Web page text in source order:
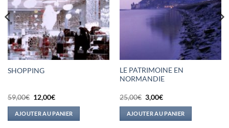
SHOPPING
59,00€ Le
prix
initial
était :
59,00€.
12,00€Le
actuel
est :
12,00€.
AJOUTER AU PANIER
LE PATRIMOINE EN
NORMANDIE
25,00€ Le
prix
initial
était :
25,00€.
3,00€Le
actuel
est :
3,00€.
AJOUTER AU PANIER